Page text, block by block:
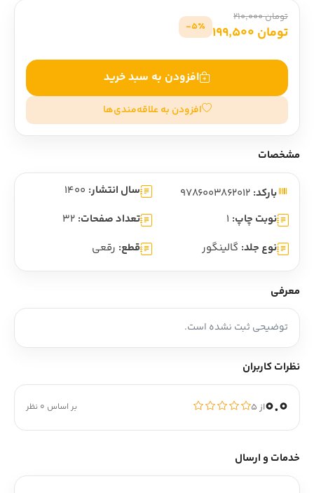
تومان 210,000
تومان 199,500 5٪-
افزودن به سبد خرید
افزودن به علاقه‌مندی‌ها
مشخصات
بارکد: سال انتشار: 1400
نوبت چاپ: 1 تعداد صفحات: 32
نوع جلد: گالینگور قطع: رقعی
معرفی
توضیحی ثبت نشده است.
نظرات کاربران
0.0از ۵ بر اساس 0 نظر
خدمات و ارسال